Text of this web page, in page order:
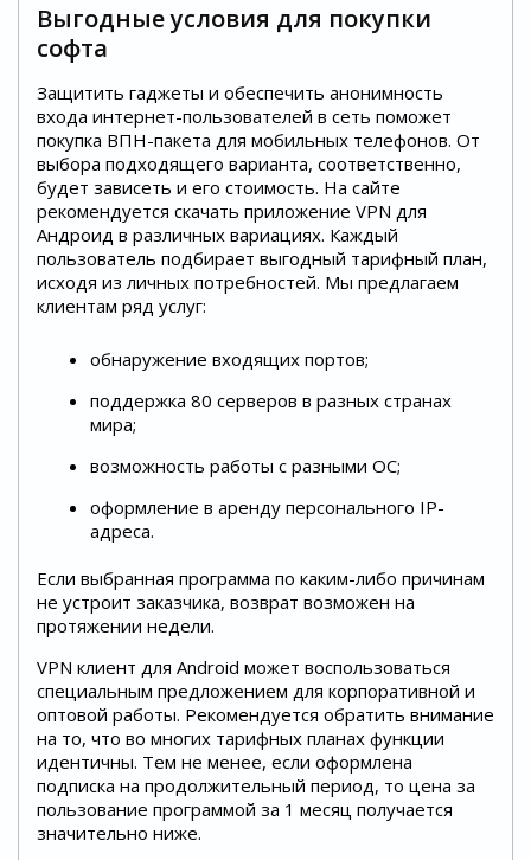
Выгодные условия для покупки
софта
Защитить гаджеты и обеспечить анонимность
входа интернет-пользователей в сеть поможет
покупка ВПН-пакета для мобильных телефонов. От
выбора подходящего варианта, соответственно,
будет зависеть и его стоимость. На сайте
рекомендуется скачать приложение VPN для
Андроид в различных вариациях. Каждый
пользователь подбирает выгодный тарифный план,
исходя из личных потребностей. Мы предлагаем
клиентам ряд услуг:
обнаружение входящих портов;
поддержка 80 серверов в разных странах
мира;
возможность работы с разными ОС;
оформление в аренду персонального IP-
адреса.
Если выбранная программа по каким-либо причинам
не устроит заказчика, возврат возможен на
протяжении недели.
VPN клиент для Android может воспользоваться
специальным предложением для корпоративной и
оптовой работы. Рекомендуется обратить внимание
на то, что во многих тарифных планах функции
идентичны. Тем не менее, если оформлена
подписка на продолжительный период, то цена за
пользование программой за 1 месяц получается
значительно ниже.